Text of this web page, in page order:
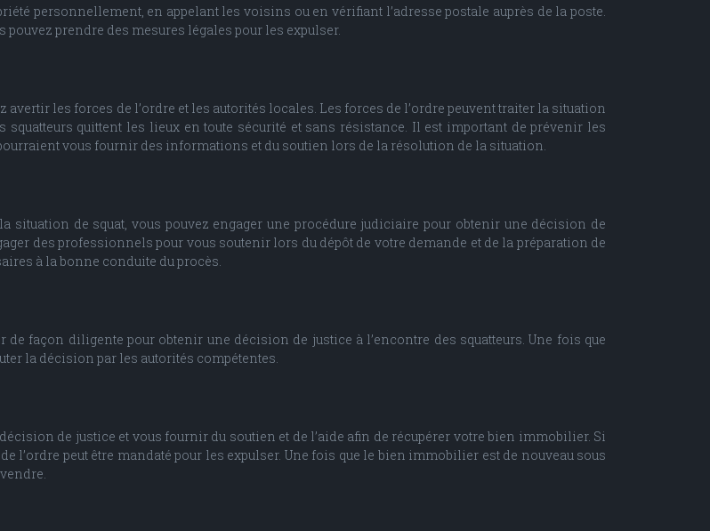
personnellement, en appelant les voisins ou en vérifiant l’adresse postale auprès de la poste.
prendre des mesures légales pour les expulser.
les forces de l’ordre et les autorités locales. Les forces de l’ordre peuvent traiter la situation
squatteurs quittent les lieux en toute sécurité et sans résistance. Il est important de prévenir les
vous fournir des informations et du soutien lors de la résolution de la situation.
situation de squat, vous pouvez engager une procédure judiciaire pour obtenir une décision de
des professionnels pour vous soutenir lors du dépôt de votre demande et de la préparation de
à la bonne conduite du procès.
façon diligente pour obtenir une décision de justice à l’encontre des squatteurs. Une fois que
la décision par les autorités compétentes.
de justice et vous fournir du soutien et de l’aide afin de récupérer votre bien immobilier. Si
l’ordre peut être mandaté pour les expulser. Une fois que le bien immobilier est de nouveau sous